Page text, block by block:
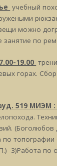
учебный
можно
по
19.00
горах.
519 МИЭМ :
3)Работа по